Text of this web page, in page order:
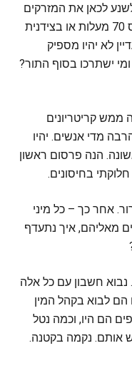
לשנע לכאן את המזרקים
בטמפרטורה הרצויה, במקפיא במינוס 70 מעלות או בצידנית
לא יהיו מספיק
ישתרכו בסוף התור?
קריטריונים
מדי אנשים. יהיו
הנה פרסום ראשון
בחיסונים.
אחר כך – כל מיני
מאליהם, איך נתעדף
חשבון עם כל אלה
הם לבוא בקהל המין
הם היו, וכמה נטל
אותם. נקמה בקטנה.